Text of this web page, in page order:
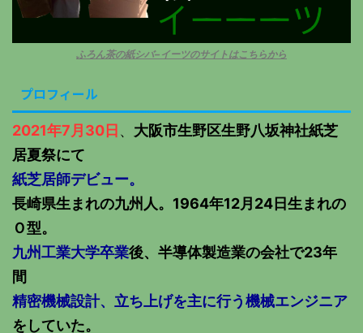
ふろん茶の紙シバ−イーツのサイトはこちらから
プロフィール
2021年7月30日 、 大阪市生野区生野八坂神社紙芝
居夏祭にて
紙芝居師デビュー。
長崎県生まれの九州人。1964年12月24日生まれの
Ｏ型。
九州工業大学卒業後、半導体製造業の会社で23年
間
精密機械設計、立ち上げを主に行う機械エンジニア
をしていた。